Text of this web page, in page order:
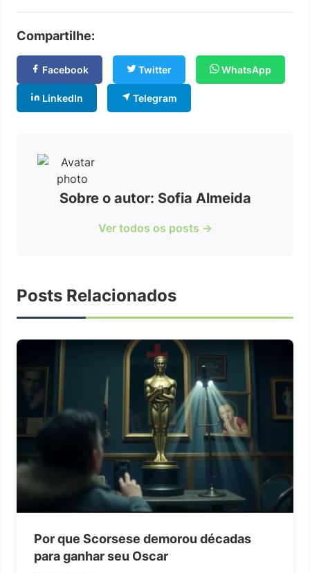
Compartilhe:
Facebook Twitter WhatsApp
LinkedIn Telegram
Sobre o autor: Sofia Almeida
Ver todos os posts →
Posts Relacionados
Por que Scorsese demorou décadas
para ganhar seu Oscar